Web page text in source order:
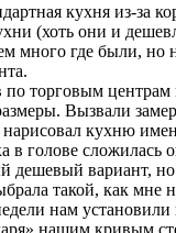
кухня из-за
(хоть они и
много где были, но
по торговым
Вызвали
кухню
в голове сложилась
дешевый вариант,
такой, как мне
нам
нашим кривым